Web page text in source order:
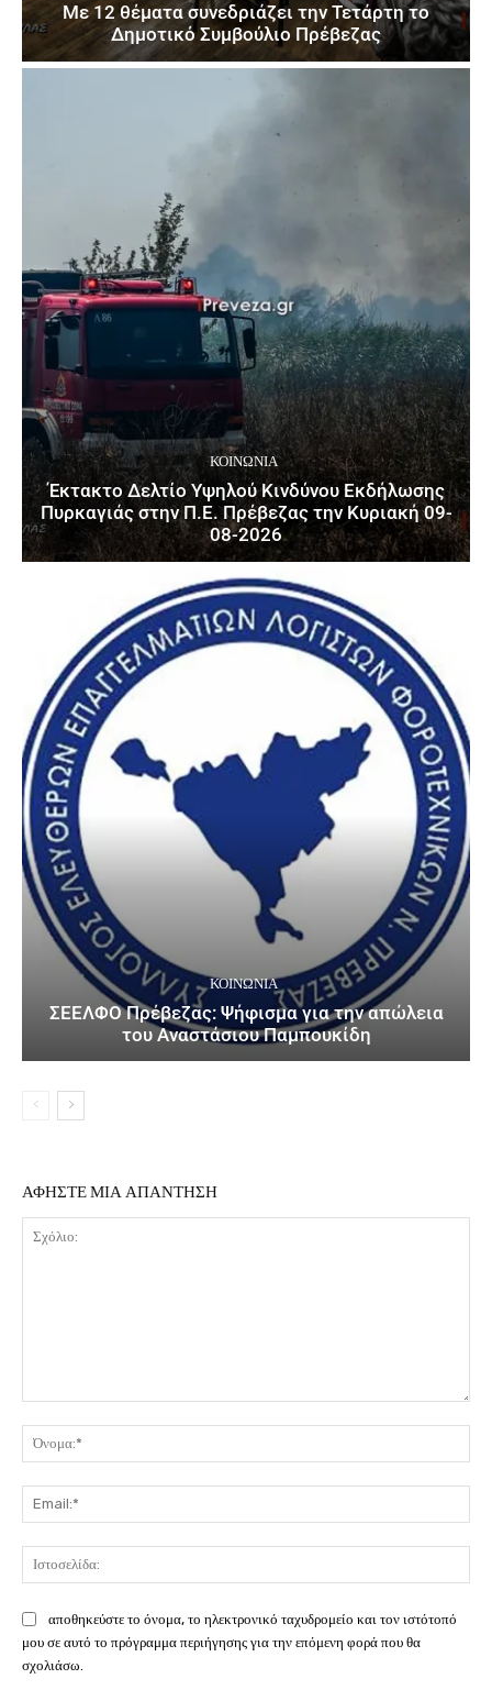
Με 12 θέματα συνεδριάζει την Τετάρτη το
Δημοτικό Συμβούλιο Πρέβεζας
ΚΟΙΝΩΝΙΑ
Έκτακτο Δελτίο Υψηλού Κινδύνου Εκδήλωσης
Πυρκαγιάς στην Π.Ε. Πρέβεζας την Κυριακή 09-
08-2026
ΚΟΙΝΩΝΙΑ
ΣΕΕΛΦΟ Πρέβεζας: Ψήφισμα για την απώλεια
του Αναστάσιου Παμπουκίδη
ΑΦΗΣΤΕ ΜΙΑ ΑΠΑΝΤΗΣΗ
αποθηκεύστε το όνομα, το ηλεκτρονικό ταχυδρομείο και τον ιστότοπό
μου σε αυτό το πρόγραμμα περιήγησης για την επόμενη φορά που θα
σχολιάσω.